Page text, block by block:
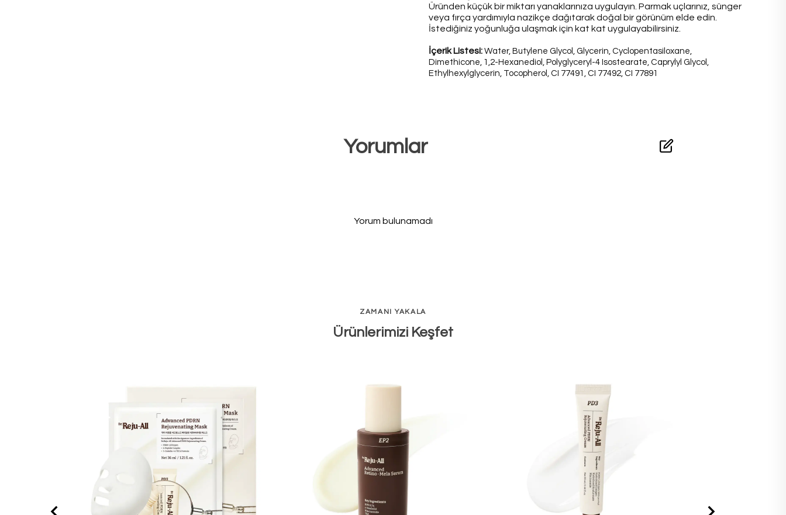
Üründen küçük bir miktarı yanaklarınıza uygulayın. Parmak uçlarınız, sünger
veya fırça yardımıyla nazikçe dağıtarak doğal bir görünüm elde edin.
İstediğiniz yoğunluğa ulaşmak için kat kat uygulayabilirsiniz.
İçerik Listesi:Water, Butylene Glycol, Glycerin, Cyclopentasiloxane,
Dimethicone, 1,2-Hexanediol, Polyglyceryl-4 Isostearate, Caprylyl Glycol,
Ethylhexylglycerin, Tocopherol, CI 77491, CI 77492, CI 77891
Yorumlar
Yorum bulunamadı
ZAMANI YAKALA
Ürünlerimizi Keşfet